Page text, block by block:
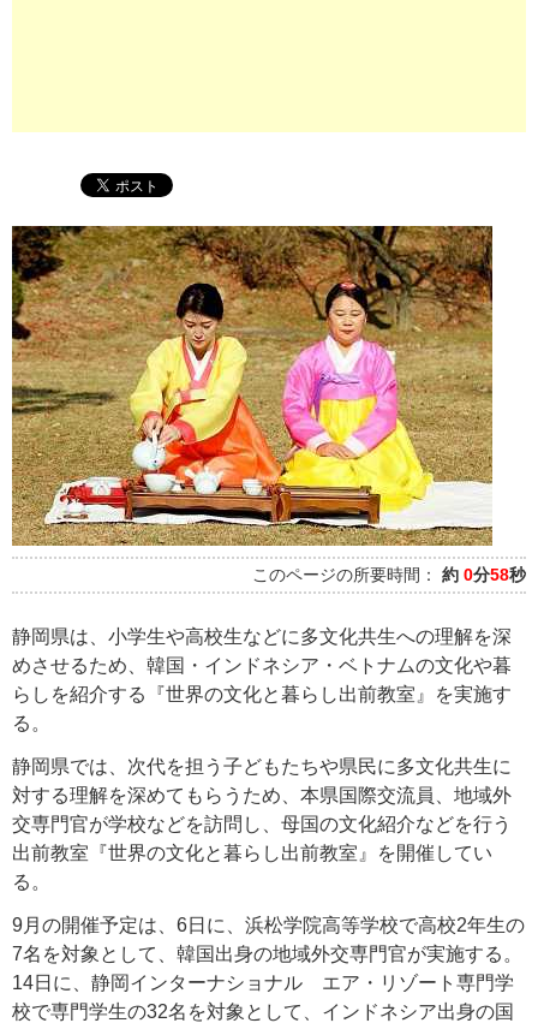
このページの所要時間： 約 0分58秒
静岡県は、小学生や高校生などに多文化共生への理解を深
めさせるため、韓国・インドネシア・ベトナムの文化や暮
らしを紹介する『世界の文化と暮らし出前教室』を実施す
る。
静岡県では、次代を担う子どもたちや県民に多文化共生に
対する理解を深めてもらうため、本県国際交流員、地域外
交専門官が学校などを訪問し、母国の文化紹介などを行う
出前教室『世界の文化と暮らし出前教室』を開催してい
る。
9月の開催予定は、6日に、浜松学院高等学校で高校2年生の
7名を対象として、韓国出身の地域外交専門官が実施する。
14日に、静岡インターナショナル エア・リゾート専門学
校で専門学生の32名を対象として、インドネシア出身の国